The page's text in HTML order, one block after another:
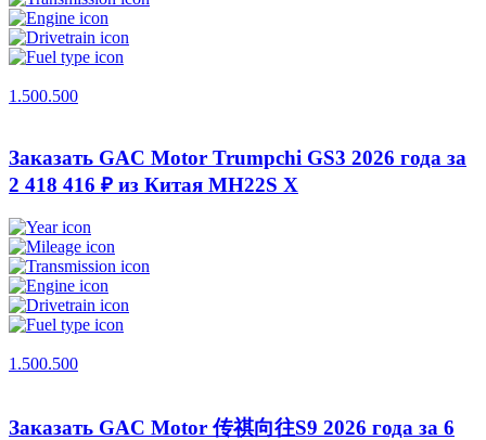
1.500.500
Заказать GAC Motor Trumpchi GS3 2026 года за
2 418 416 ₽ из Китая MH22S X
1.500.500
Заказать GAC Motor 传祺向往S9 2026 года за 6